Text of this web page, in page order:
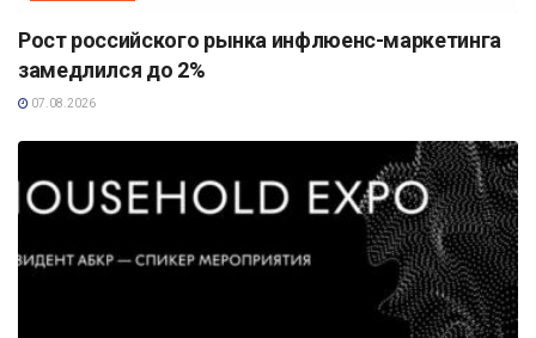
Рост российского рынка инфлюенс-маркетинга
замедлился до 2%
07.08.2026